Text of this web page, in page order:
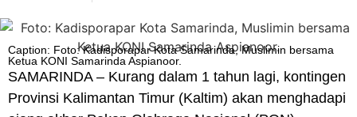
Caption: Foto: Kadisporapar Kota Samarinda, Muslimin bersama
Ketua KONI Samarinda Aspianoor.
SAMARINDA – Kurang dalam 1 tahun lagi, kontingen
Provinsi Kalimantan Timur (Kaltim) akan menghadapi